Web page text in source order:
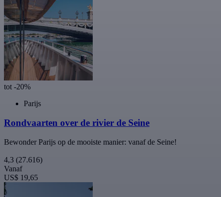
tot -20%
Parijs
Rondvaarten over de rivier de Seine
Bewonder Parijs op de mooiste manier: vanaf de Seine!
4,3 (27.616)
Vanaf
US$ 19,65